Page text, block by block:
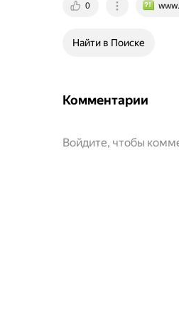
0
Найти в Поиске
Комментарии
Войдите, чтобы